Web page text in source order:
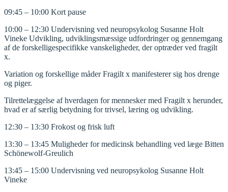
09:45 – 10:00 Kort pause
10:00 – 12:30 Undervisning ved neuropsykolog Susanne Holt
Vineke Udvikling, udviklingsmæssige udfordringer og gennemgang
af de forskelligespecifikke vanskeligheder, der optræder ved fragilt
x.
Variation og forskellige måder Fragilt x manifesterer sig hos drenge
og piger.
Tilrettelæggelse af hverdagen for mennesker med Fragilt x herunder,
hvad er af særlig betydning for trivsel, læring og udvikling.
12:30 – 13:30 Frokost og frisk luft
13:30 – 13:45 Muligheder for medicinsk behandling ved læge Bitten
Schönewolf-Greulich
13:45 – 15:00 Undervisning ved neuropsykolog Susanne Holt
Vineke